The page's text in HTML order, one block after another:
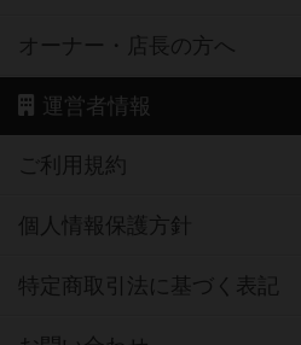
オーナー・店長の方へ
運営者情報
ご利用規約
個人情報保護方針
特定商取引法に基づく表記